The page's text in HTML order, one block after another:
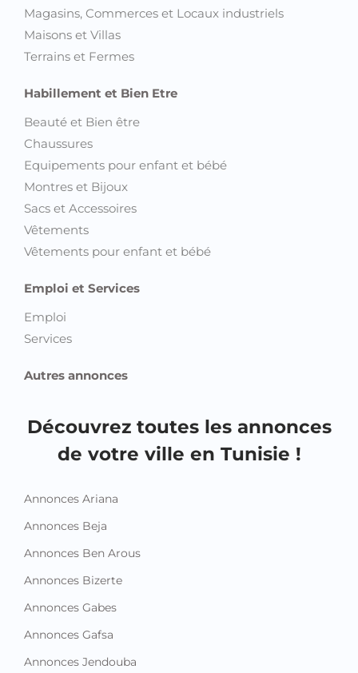
Terrains et Fermes
Chaussures
Equipements pour enfant et bébé
Montres et Bijoux
Sacs et Accessoires
Vêtements
Vêtements pour enfant et bébé
Services
Autres annonces
Découvrez toutes les annonces
Annonces Ariana
Annonces Ben Arous
Annonces Bizerte
Annonces Gabes
Annonces Gafsa
Annonces Jendouba
Annonces Kairouan
Annonces Kasserine